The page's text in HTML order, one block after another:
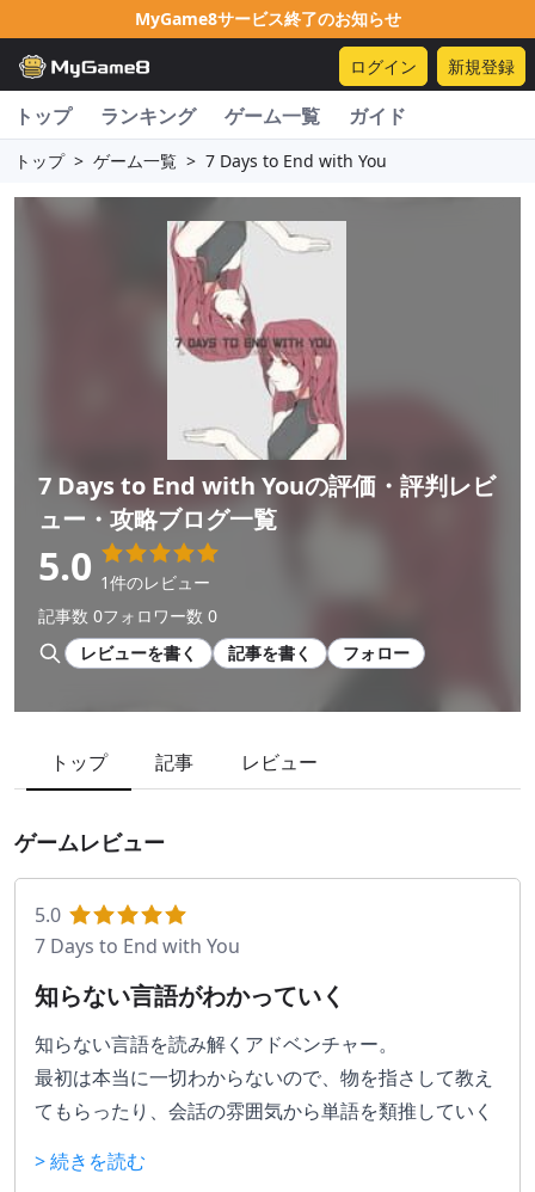
MyGame8サービス終了のお知らせ
ログイン 新規登録
トップ ランキング ゲーム一覧 ガイド
トップ > ゲーム一覧 > 7 Days to End with You
7 Days to End with Youの評価・評判レビ
ュー・攻略ブログ一覧
5.0 1件のレビュー
記事数 0フォロワー数 0
レビューを書く
記事を書く フォロー
トップ 記事 レビュー
ゲームレビュー
5.0
7 Days to End with You
知らない言語がわかっていく
知らない言語を読み解くアドベンチャー。
最初は本当に一切わからないので、物を指さして教え
てもらったり、会話の雰囲気から単語を類推していく
近いかも。
> 続きを読む